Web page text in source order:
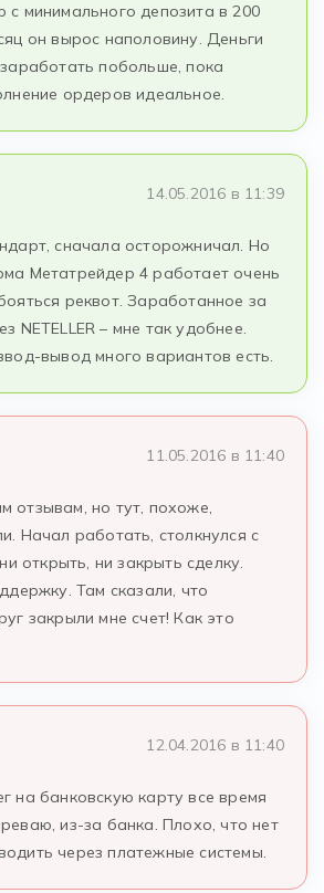
с минимального депозита в 200
он вырос наполовину. Деньги
побольше, пока
ордеров идеальное.
14.05.2016 в 11:39
сначала осторожничал. Но
Метатрейдер 4 работает очень
реквот. Заработанное за
NETELLER – мне так удобнее.
вывод много вариантов есть.
11.05.2016 в 11:40
отзывам, но тут, похоже,
Начал работать, столкнулся с
открыть, ни закрыть сделку.
Там сказали, что
закрыли мне счет! Как это
12.04.2016 в 11:40
на банковскую карту все время
из-за банка. Плохо, что нет
через платежные системы.